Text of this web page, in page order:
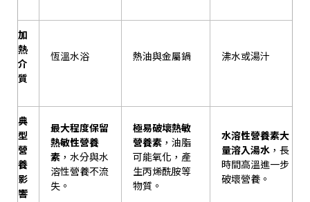
加
熱
介
質
恆溫水浴 熱油與金屬鍋 沸水或湯汁
典
型
營
養
影
響
最大程度保留
熱敏性營養
素 ，水分與水
溶性營養不流
失。
極易破壞熱敏
營養素 ，油脂
可能氧化，產
生丙烯酰胺等
物質。
水溶性營養素大
量溶入湯水 ，長
時間高溫進一步
破壞營養。